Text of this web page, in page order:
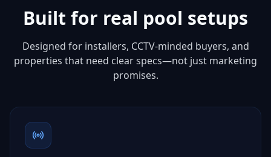
Built for real pool setups
Designed for installers, CCTV-minded buyers, and
properties that need clear specs—not just marketing
promises.